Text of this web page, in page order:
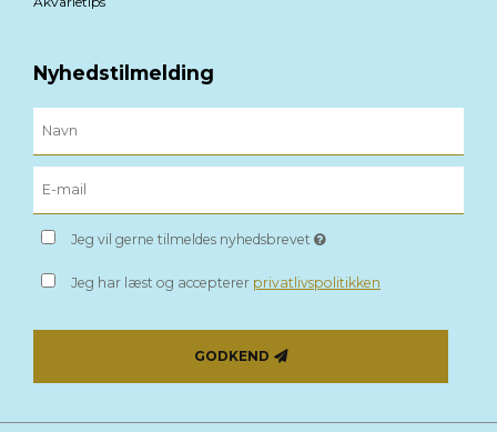
Nyhedstilmelding
Jeg vil gerne tilmeldes nyhedsbrevet
Jeg har læst og accepterer privatlivspolitikken
GODKEND